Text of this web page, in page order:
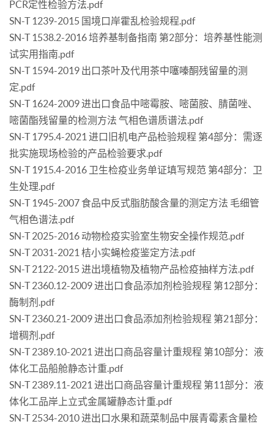
PCR定性检验方法.pdf
SN-T 1239-2015 国境口岸霍乱检验规程.pdf
SN-T 1538.2-2016 培养基制备指南 第2部分：培养基性能测
试实用指南.pdf
SN-T 1594-2019 出口茶叶及代用茶中噻嗪酮残留量的测
定.pdf
SN-T 1624-2009 进出口食品中嘧霉胺、嘧菌胺、腈菌唑、
嘧菌酯残留量的检测方法 气相色谱质谱法.pdf
SN-T 1795.4-2021 进口旧机电产品检验规程 第4部分：需逐
批实施现场检验的产品检验要求.pdf
SN-T 1915.4-2016 卫生检疫业务单证填写规范 第4部分：卫
生处理.pdf
SN-T 1945-2007 食品中反式脂肪酸含量的测定方法 毛细管
气相色谱法.pdf
SN-T 2025-2016 动物检疫实验室生物安全操作规范.pdf
SN-T 2031-2021 桔小实蝇检疫鉴定方法.pdf
SN-T 2122-2015 进出境植物及植物产品检疫抽样方法.pdf
SN-T 2360.12-2009 进出口食品添加剂检验规程 第12部分：
酶制剂.pdf
SN-T 2360.21-2009 进出口食品添加剂检验规程 第21部分：
增稠剂.pdf
SN-T 2389.10-2021 进出口商品容量计重规程 第10部分：液
体化工品船舱静态计重.pdf
SN-T 2389.11-2021 进出口商品容量计重规程 第11部分：液
体化工品岸上立式金属罐静态计重.pdf
SN-T 2534-2010 进出口水果和蔬菜制品中展青霉素含量检